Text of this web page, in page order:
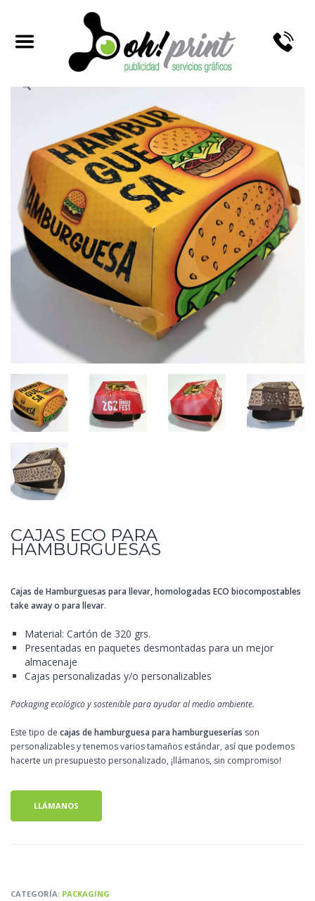
CAJAS ECO PARA HAMBURGUESAS
CAJAS ECO PARA
HAMBURGUESAS
Cajas de Hamburguesas para llevar, homologadas ECO biocompostables
take away o para llevar.
Material: Cartón de 320 grs.
Presentadas en paquetes desmontadas para un mejor
almacenaje
Cajas personalizadas y/o personalizables
Packaging ecológico y sostenible para ayudar al medio ambiente.
Este tipo de cajas de hamburguesa para hamburgueserías son
personalizables y tenemos varios tamaños estándar, así que podemos
hacerte un presupuesto personalizado, ¡llámanos, sin compromiso!
LLÁMANOS
CATEGORÍA: PACKAGING